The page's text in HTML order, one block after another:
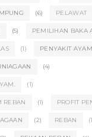
(6) PELAWAT
(5) PEMILIHAN BAKA
(1) PENYAKIT AYAM
(4)
(1)
REBAN (1) PROFIT
(2) REBAN